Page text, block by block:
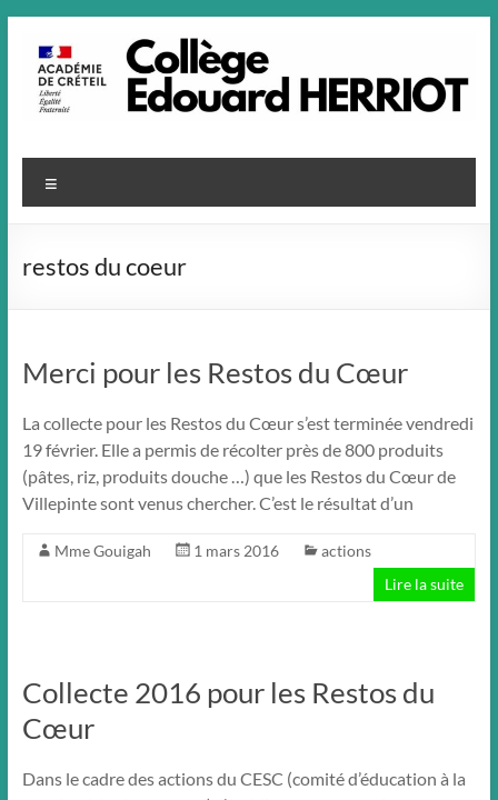
contenu
restos du coeur
Merci pour les Restos du Cœur
La collecte pour les Restos du Cœur s’est terminée vendredi
19 février. Elle a permis de récolter près de 800 produits
(pâtes, riz, produits douche …) que les Restos du Cœur de
Villepinte sont venus chercher. C’est le résultat d’un
Mme Gouigah 1 mars 2016
actions
Lire la suite
Collecte 2016 pour les Restos du
Cœur
Dans le cadre des actions du CESC (comité d’éducation à la